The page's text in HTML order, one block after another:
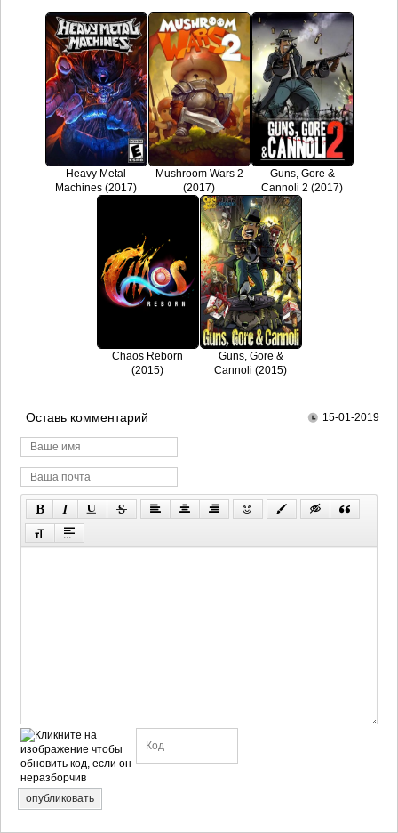
Heavy Metal
Machines (2017)
Mushroom Wars 2
(2017)
Guns, Gore &
Cannoli 2 (2017)
Chaos Reborn
(2015)
Guns, Gore &
Cannoli (2015)
Оставь комментарий 15-01-2019
опубликовать